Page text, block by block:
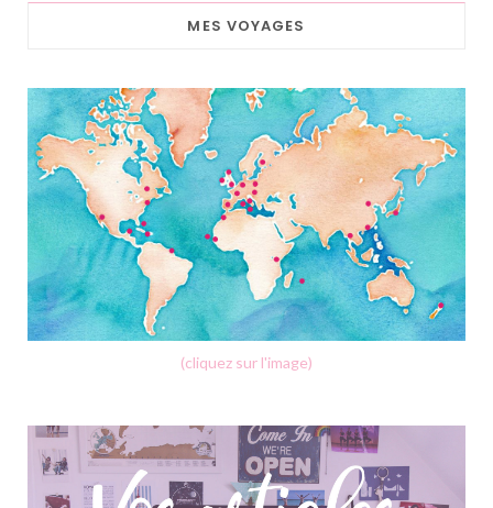
MES VOYAGES
(cliquez sur l'image)